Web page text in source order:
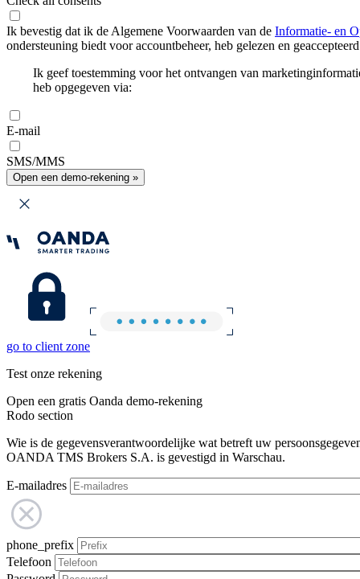
Ik bevestig dat ik de Algemene Voorwaarden van de Informatie- en
ondersteuning biedt voor accountbeheer, heb gelezen en
Ik geef toestemming voor het ontvangen van
heb opgegeven via:
E-mail
SMS/MMS
Open een demo-rekening »
go to client zone
Test onze rekening
Open een gratis Oanda demo-rekening
Rodo section
Wie is de gegevensverantwoordelijke wat betreft uw
OANDA TMS Brokers S.A. is gevestigd in Warschau.
E-mailadres
phone_prefix
Telefoon